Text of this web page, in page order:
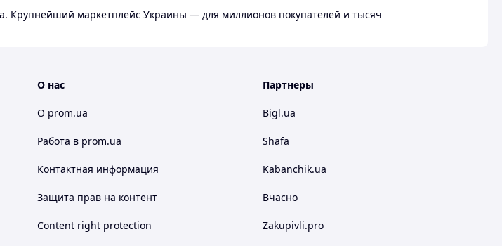
Крупнейший маркетплейс Украины — для миллионов покупателей и тысяч
О нас
О prom.ua
Работа в prom.ua
Контактная информация
Защита прав на контент
Content right protection
Партнеры
Bigl.ua
Shafa
Kabanchik.ua
Вчасно
Zakupivli.pro